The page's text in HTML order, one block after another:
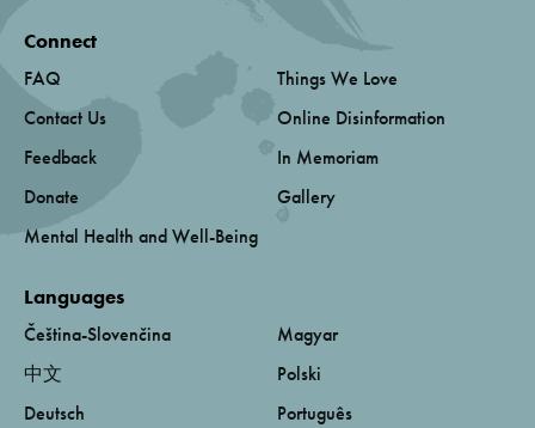
Connect
FAQ
Contact Us
Feedback
Donate
Mental Health and Well-Being
Things We Love
Online Disinformation
In Memoriam
Gallery
Languages
Čeština-Slovenčina
中文
Deutsch
Magyar
Polski
Português